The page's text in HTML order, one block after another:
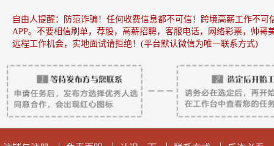
自由人提醒：防范诈骗！任何收费信息都不可信！跨境高薪工作不
APP。不要相信刷单，荐股，高薪招聘，客服电话，网络彩票，帅
远程工作机会，实地面试请拒绝！(平台默认微信为唯一联系方式)